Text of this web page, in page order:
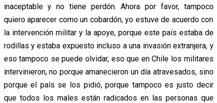
inaceptable y no tiene perdón. Ahora por favor, tampoco
quiero aparecer como un cobardón, yo estuve de acuerdo con
la intervención militar y la apoye, porque este país estaba de
rodillas y estaba expuesto incluso a una invasión extranjera, y
eso tampoco se puede olvidar, eso que en Chile los militares
intervinieron, no porque amanecieron un día atravesados, sino
porque el país se los pidió, porque tampoco es justo decir
que todos los males están radicados en las personas que